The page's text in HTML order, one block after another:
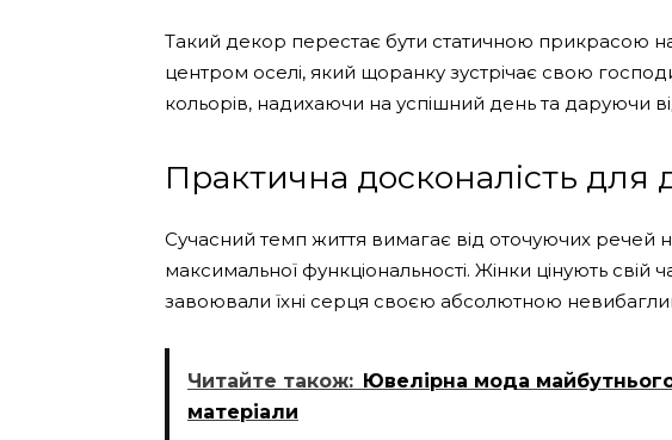
Такий декор перестає бути статичною прикрасою на
центром оселі, який щоранку зустрічає свою
кольорів, надихаючи на успішний день та даруючи
Практична досконалість для
Сучасний темп життя вимагає від оточуючих речей
максимальної функціональності. Жінки цінують свій
завоювали їхні серця своєю абсолютною
Читайте також: Ювелірна мода
матеріали